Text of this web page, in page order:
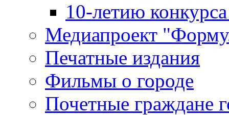
10-летию
Медиапроект
Печатные издания
Фильмы о городе
Почетные граждане